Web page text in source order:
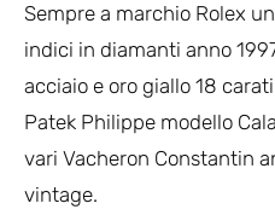
Sempre a marchio Rolex
indici in diamanti anno
acciaio e oro giallo 18
Patek Philippe modello
vari Vacheron Constantin
vintage.